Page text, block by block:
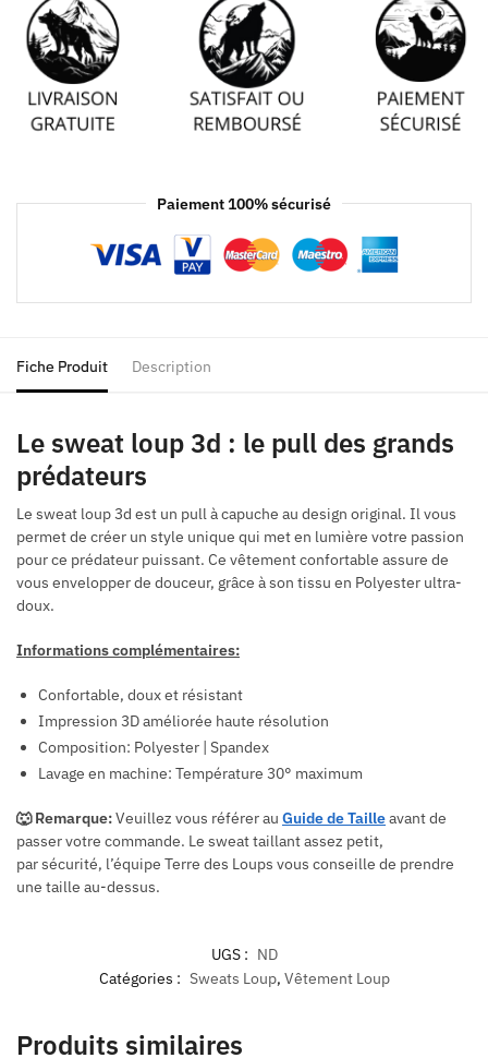
Paiement 100% sécurisé
Fiche Produit Description
Le sweat loup 3d : le pull des grands
prédateurs
Le sweat loup 3d est un pull à capuche au design original. Il vous
permet de créer un style unique qui met en lumière votre passion
pour ce prédateur puissant. Ce vêtement confortable assure de
vous envelopper de douceur, grâce à son tissu en Polyester ultra-
doux.
Informations complémentaires:
Confortable, doux et résistant
Impression 3D améliorée haute résolution
Composition: Polyester | Spandex
Lavage en machine: Température 30° maximum
🐺 Remarque:Veuillez vous référer au Guide de Tailleavant de
passer votre commande. Le sweat taillant assez petit,
parsécurité, l’équipe Terre des Loups vous conseille de prendre
une taille au-dessus.
UGS : ND
Catégories : Sweats Loup, Vêtement Loup
Produits similaires